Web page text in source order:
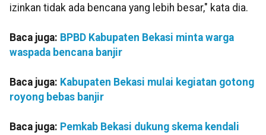
izinkan tidak ada bencana yang lebih besar," kata dia.
Baca juga: BPBD Kabupaten Bekasi minta warga
waspada bencana banjir
Baca juga: Kabupaten Bekasi mulai kegiatan gotong
royong bebas banjir
Baca juga: Pemkab Bekasi dukung skema kendali